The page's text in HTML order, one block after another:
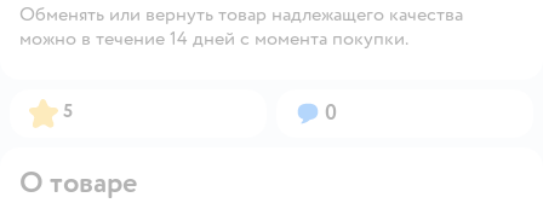
Обменять или вернуть товар надлежащего качества
можно в течение 14 дней с момента покупки.
Рейтинг:
5 Вопросов:
0
О товаре